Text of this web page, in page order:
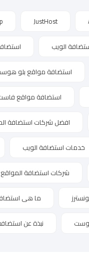
JustHost
الويب
استضافة مواقع بلو
استضافة مواقع
افضل شركات استضافة
خدمات استضافة الويب
شركات استضافة المواقع
ما هى
نبذة عن